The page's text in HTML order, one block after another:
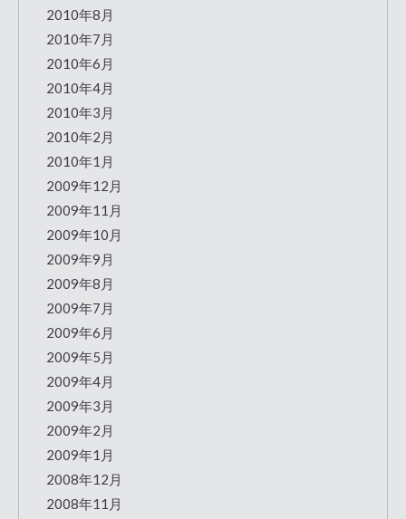
2010年8月
2010年7月
2010年6月
2010年4月
2010年3月
2010年2月
2010年1月
2009年12月
2009年11月
2009年10月
2009年9月
2009年8月
2009年7月
2009年6月
2009年5月
2009年4月
2009年3月
2009年2月
2009年1月
2008年12月
2008年11月